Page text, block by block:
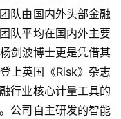
队由国内外头部金融
队平均在国内外主要
剑波博士更是凭借其
上英国《Risk》杂志
行业核心计量工具的
公司自主研发的智能